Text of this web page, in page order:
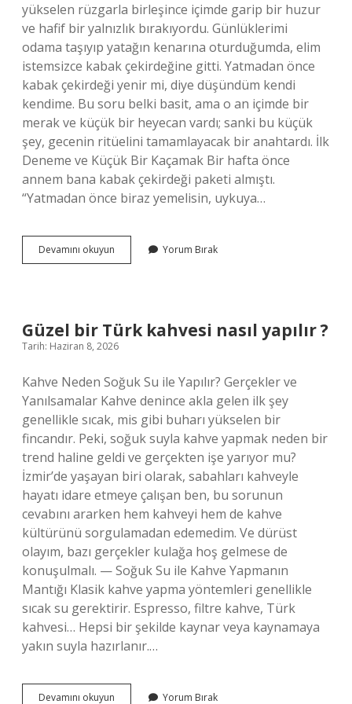
yükselen rüzgarla birleşince içimde garip bir huzur
ve hafif bir yalnızlık bırakıyordu. Günlüklerimi
odama taşıyıp yatağın kenarına oturduğumda, elim
istemsizce kabak çekirdeğine gitti. Yatmadan önce
kabak çekirdeği yenir mi, diye düşündüm kendi
kendime. Bu soru belki basit, ama o an içimde bir
merak ve küçük bir heyecan vardı; sanki bu küçük
şey, gecenin ritüelini tamamlayacak bir anahtardı. İlk
Deneme ve Küçük Bir Kaçamak Bir hafta önce
annem bana kabak çekirdeği paketi almıştı.
“Yatmadan önce biraz yemelisin, uykuya…
Devamını okuyun Çekirdek
kolesterol
Yorum Bırak
Güzel bir Türk kahvesi nasıl yapılır ?
Tarih: Haziran 8, 2026
Kahve Neden Soğuk Su ile Yapılır? Gerçekler ve
Yanılsamalar Kahve denince akla gelen ilk şey
genellikle sıcak, mis gibi buharı yükselen bir
fincandır. Peki, soğuk suyla kahve yapmak neden bir
trend haline geldi ve gerçekten işe yarıyor mu?
İzmir’de yaşayan biri olarak, sabahları kahveyle
hayatı idare etmeye çalışan ben, bu sorunun
cevabını ararken hem kahveyi hem de kahve
kültürünü sorgulamadan edemedim. Ve dürüst
olayım, bazı gerçekler kulağa hoş gelmese de
konuşulmalı. — Soğuk Su ile Kahve Yapmanın
Mantığı Klasik kahve yapma yöntemleri genellikle
sıcak su gerektirir. Espresso, filtre kahve, Türk
kahvesi… Hepsi bir şekilde kaynar veya kaynamaya
yakın suyla hazırlanır.…
Devamını okuyun Yorum Bırak